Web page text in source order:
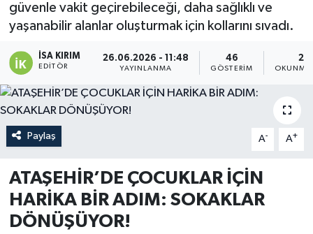
güvenle vakit geçirebileceği, daha sağlıklı ve
yaşanabilir alanlar oluşturmak için kollarını sıvadı.
İSA KIRIM
EDITÖR
26.06.2026 - 11:48
YAYINLANMA
46
GÖSTERIM
2
OKUNMA
Paylaş A- A+
ATAŞEHİR’DE ÇOCUKLAR İÇİN
HARİKA BİR ADIM: SOKAKLAR
DÖNÜŞÜYOR!
Haber Arşivi